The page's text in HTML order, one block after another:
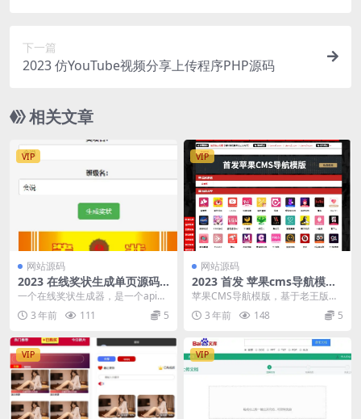
下一篇
2023 仿YouTube视频分享上传程序PHP源码
相关文章
VIP
网站源码
2023 在线奖状生成单页源码
附接口
一个在线奖状生成器，是一个api接
口版，替换相关参数然后复制链接
地址到浏览器打开...
3 年前 111 5
VIP
网站源码
2023 首发 苹果cms导航模版
源码 支持批量检测
苹果CMS导航模版，基于老王版本
苹果cms开发 支持批量检查网址等
等，有能力的可...
3 年前 148 5
VIP VIP